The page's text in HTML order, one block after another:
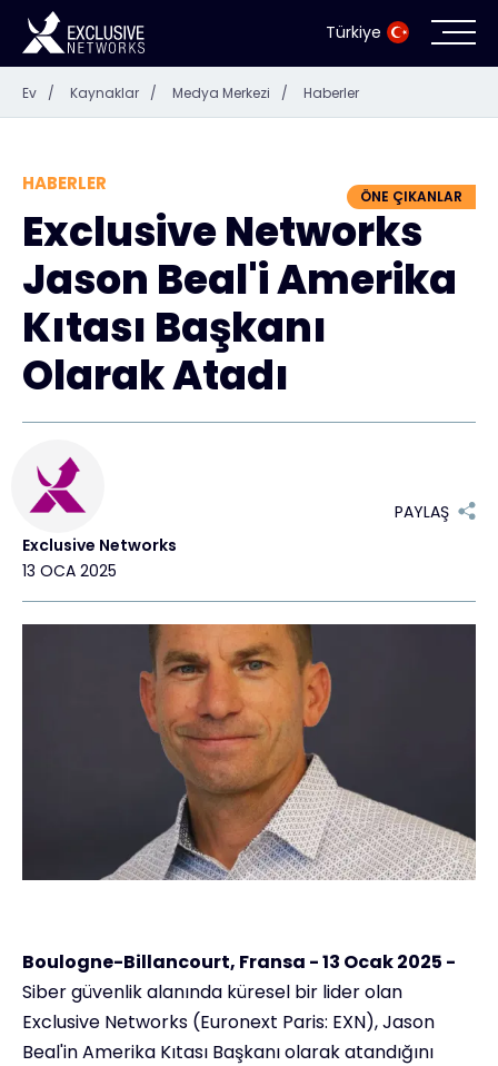
Türkiye
Siber Güvenlik
Ekosistem
Kaynaklar
Şirket
Ev / Kaynaklar / Medya Merkezi / Haberler
ÖNE ÇIKANLAR
HABERLER
Exclusive Networks
Jason Beal'i Amerika
Kıtası Başkanı
Olarak Atadı
Exclusive Networks
13 OCA 2025
PAYLAŞ
Boulogne-Billancourt, Fransa - 13 Ocak 2025 -
Siber güvenlik alanında küresel bir lider olan
Exclusive Networks (Euronext Paris: EXN), Jason
Beal'in Amerika Kıtası Başkanı olarak atandığını